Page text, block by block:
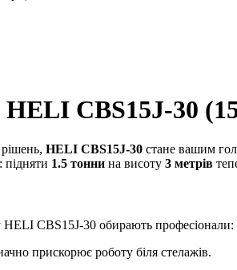
CBS15J-30
HELI CBS15J-30 стане вашим
підняти 1.5 тонни на висоту 3 метрів
CBS15J-30 обирають професіонали:
прискорює роботу біля стелажів.